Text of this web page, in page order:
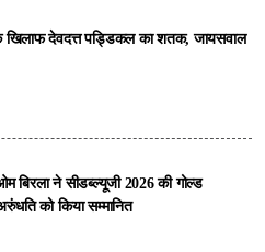
खिलाफ देवदत्त पड्डिकल का शतक, जायसवाल
बिरला ने सीडब्ल्यूजी 2026 की गोल्ड
को किया सम्मानित